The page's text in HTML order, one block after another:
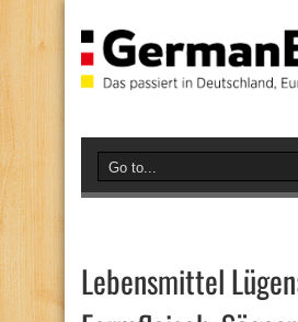
Lebensmittel